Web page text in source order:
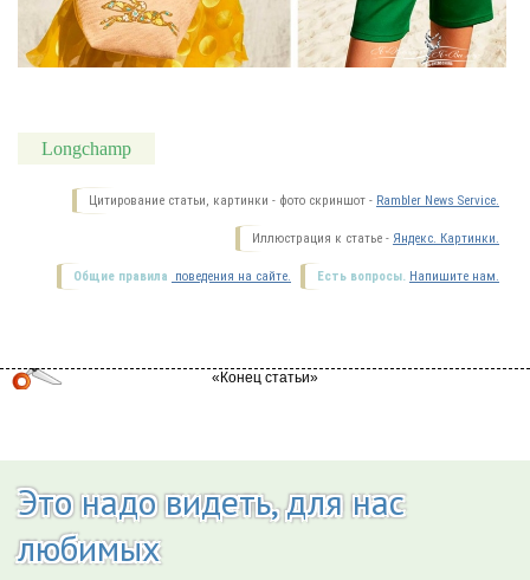
Longchamp
Цитирование статьи, картинки - фото скриншот - Rambler News Service.
Иллюстрация к статье - Яндекс. Картинки.
Есть вопросы. Напишите нам.
Общие правила поведения на сайте.
Это надо видеть, для нас
любимых